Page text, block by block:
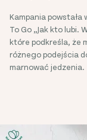
Kampania powstała
To Go „Jak kto lubi.
które podkreśla, że
różnego podejścia
marnować jedzenia.